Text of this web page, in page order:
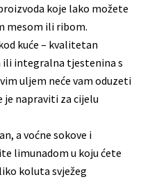
koje lako možete
mesom ili ribom.
kuće – kvalitetan
ili integralna tjestenina s
uljem neće vam oduzeti
je napraviti za cijelu
a voćne sokove i
limunadom u koju ćete
koluta svježeg